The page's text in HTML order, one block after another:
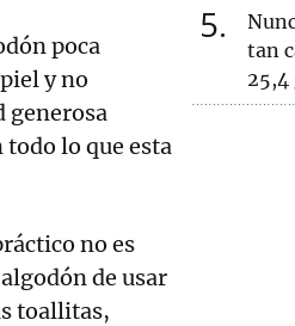
poca
y no
generosa
lo que esta
no es
de usar
toallitas,
5
tan
25,4